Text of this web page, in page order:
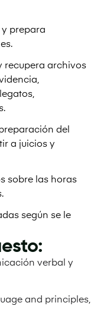
y prepara
recupera archivos
del
a juicios y
sobre las horas
según se le
verbal y
and principles,